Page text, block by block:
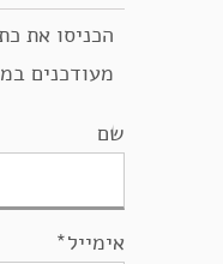
הכניסו את
מעודכנים
שם
אימייל*